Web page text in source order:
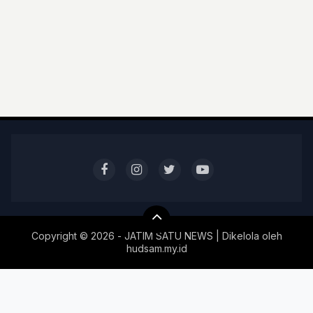
Copyright © 2026 - JATIM SATU NEWS | Dikelola oleh
hudsam.my.id